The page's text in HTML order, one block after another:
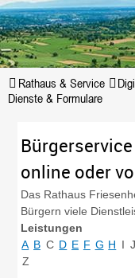
Rathaus & Service
Dienste & Formulare
online oder
Das Rathaus
Bürgern viele
Leistungen
A B C D E F G H I J
Z